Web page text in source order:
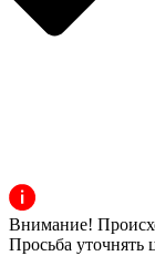
Внимание!
Просьба уточнять